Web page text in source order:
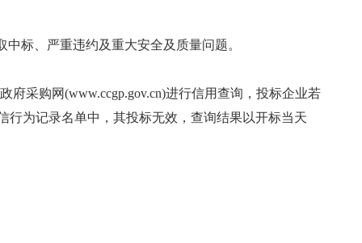
标、严重违约及重大安全及质量问题。
采购网(www.ccgp.gov.cn)进行信用查询，投标企业若
行为记录名单中，其投标无效，查询结果以开标当天